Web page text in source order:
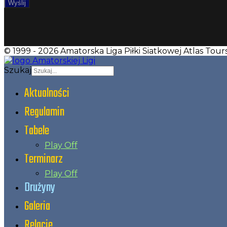
Wyślij
© 1999 - 2026 Amatorska Liga Piłki Siatkowej Atlas
Szukaj
Aktualności
Regulamin
Tabele
Play Off
Terminarz
Play Off
Drużyny
Galeria